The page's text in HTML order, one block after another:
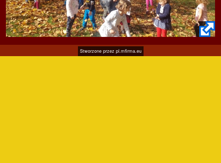
Stworzone przez pl.mfirma.eu